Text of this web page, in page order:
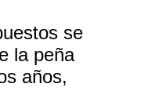
se
la peña
años,